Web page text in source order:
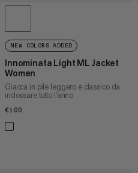
NEW COLORS ADDED
Innominata Light ML Jacket
Women
Giacca in pile leggero e classico da
indossare tutto l'anno
€100